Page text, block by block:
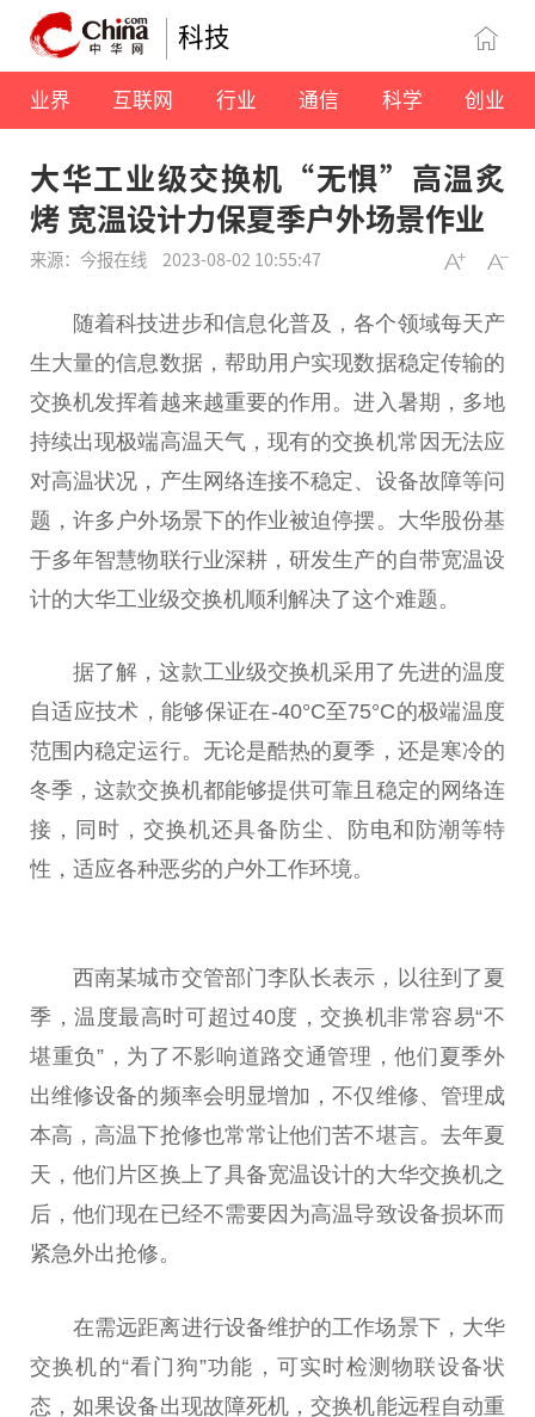
科技
业界 互联网 行业 通信 科学 创业
大华工业级交换机“无惧”高温炙
烤 宽温设计力保夏季户外场景作业
来源：今报在线 2023-08-02 10:55:47
随着科技进步和信息化普及，各个领域每天产
生大量的信息数据，帮助用户实现数据稳定传输的
交换机发挥着越来越重要的作用。进入暑期，多地
持续出现极端高温天气，现有的交换机常因无法应
对高温状况，产生网络连接不稳定、设备故障等问
题，许多户外场景下的作业被迫停摆。大华股份基
于多年智慧物联行业深耕，研发生产的自带宽温设
计的大华工业级交换机顺利解决了这个难题。
据了解，这款工业级交换机采用了先进的温度
自适应技术，能够保证在-40°C至75°C的极端温度
范围内稳定运行。无论是酷热的夏季，还是寒冷的
冬季，这款交换机都能够提供可靠且稳定的网络连
接，同时，交换机还具备防尘、防电和防潮等特
性 ，适应各种恶劣的户外工作环境。
西南某城市交管部门李队长表示，以往到了夏
季，温度最高时可超过40度，交换机非常容易“不
堪重负”，为了不影响道路交通管理，他们夏季外
出维修设备的频率会明显增加，不仅维修、管理成
本高，高温下抢修也常常让他们苦不堪言。去年夏
天，他们片区换上了具备宽温设计的大华交换机之
后，他们现在已经不需要因为高温导致设备损坏而
紧急外出抢修。
在需远距离进行设备维护的工作场景下，大华
交换机的“看门狗”功能，可实时检测物联设备状
态，如果设备出现故障死机，交换机能远程自动重